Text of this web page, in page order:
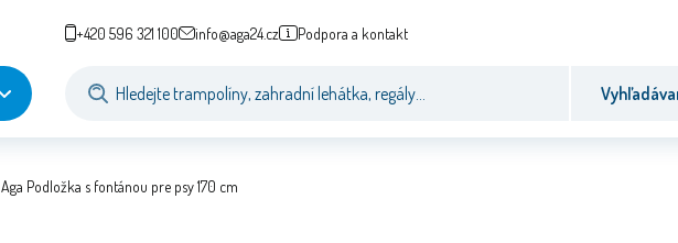
+420 596 321 100 info@aga24.cz Podpora a kontakt
Aga Podložka s fontánou pre psy 170 cm